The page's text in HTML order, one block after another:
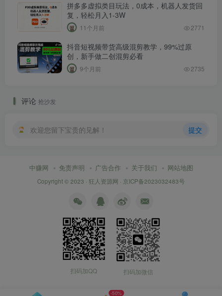
拼多多虚拟类目玩法，0成本，机器人发货回
复，轻松月入1-3W
11个月前 2771
抖音短视频带货高级混剪教学，99%过原
创，新手做二创混剪必看
9个月前 2735
评论 抢沙发
欢迎您留下宝贵的见解！ 提交
中赚网 免责声明 广告合作 关于我们 网站地图
Copyright © 2023 · 狂人资源网 · 京ICP备2023032483号
扫码加QQ 扫码加微信
-50%